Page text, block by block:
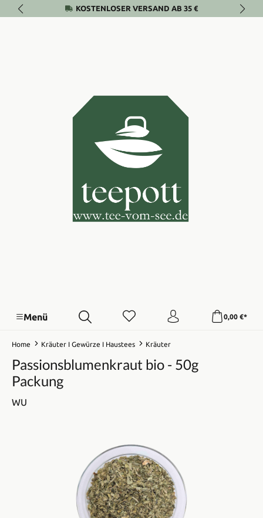
Zum Hauptinhalt springenKOSTENLOSER VERSAND AB 35 €
Menü 0,00 €*
Home Kräuter I Gewürze I Haustees Kräuter
Passionsblumenkraut bio - 50g
Packung
WU